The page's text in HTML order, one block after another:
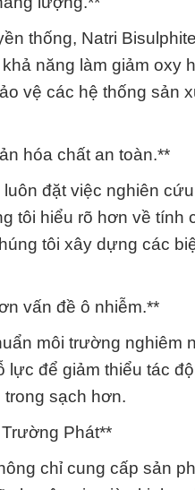
thống, Natri
năng làm giảm oxy
vệ các hệ thống sản
hóa chất an toàn.**
đặt việc nghiên
tôi hiểu rõ hơn về tính
tôi xây dựng các
vấn đề ô nhiễm.**
môi trường nghiêm
để giảm thiểu tác
sạch hơn.
Phát**
chỉ cung cấp sản